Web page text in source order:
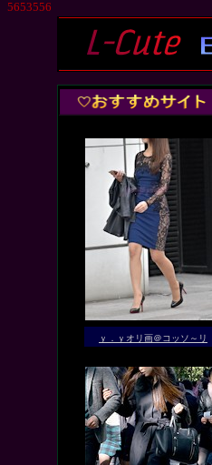
5653556